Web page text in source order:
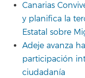
Canarias
y planifica la
Estatal sobre
Adeje avanza
participación
ciudadanía